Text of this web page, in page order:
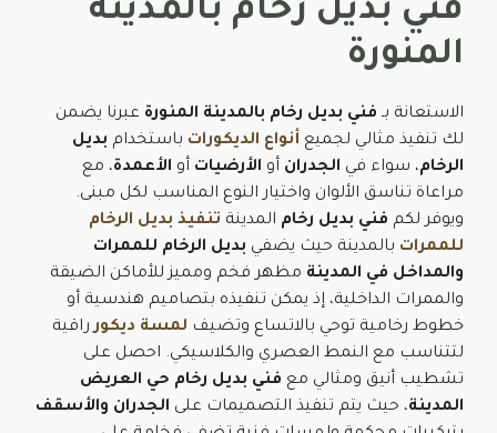
فني بديل رخام بالمدينة
المنورة
الاستعانة بـ فني بديل رخام بالمدينة المنورة عبرنا يضمن
لك تنفيذ مثالي لجميع أنواع الديكورات باستخدام بديل
الرخام، سواء في الجدران أو الأرضيات أو الأعمدة، مع
مراعاة تناسق الألوان واختيار النوع المناسب لكل مبنى.
ويوفر لكم فني بديل رخام المدينة تنفيذ بديل الرخام
للممرات بالمدينة حيث يضفي بديل الرخام للممرات
والمداخل في المدينة مظهر فخم ومميز للأماكن الضيقة
والممرات الداخلية، إذ يمكن تنفيذه بتصاميم هندسية أو
خطوط رخامية توحي بالاتساع وتضيف لمسة ديكورراقية
لتتناسب مع النمط العصري والكلاسيكي. احصل على
تشطيب أنيق ومثالي مع فني بديل رخام حي العريض
المدينة، حيث يتم تنفيذ التصميمات على الجدران والأسقف